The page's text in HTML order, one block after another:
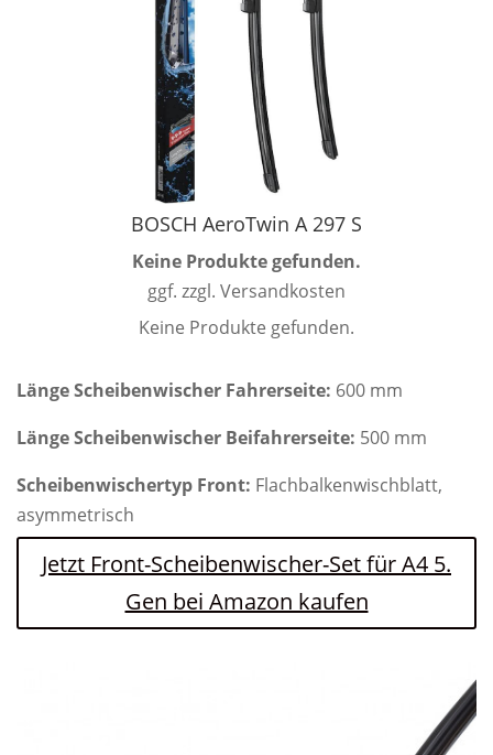
BOSCH AeroTwin A 297 S
Keine Produkte gefunden.
ggf. zzgl. Versandkosten
Keine Produkte gefunden.
Länge Scheibenwischer Fahrerseite: 600 mm
Länge Scheibenwischer Beifahrerseite: 500 mm
Scheibenwischertyp Front: Flachbalkenwischblatt,
asymmetrisch
Jetzt Front-Scheibenwischer-Set für A4 5.
Gen bei Amazon kaufen